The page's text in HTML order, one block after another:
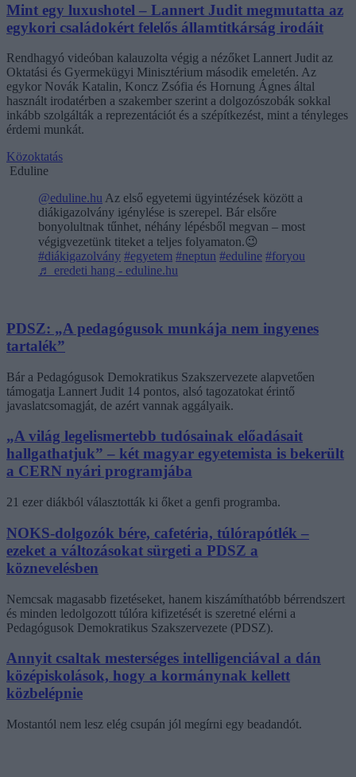
Mint egy luxushotel – Lannert Judit megmutatta az
egykori családokért felelős államtitkárság irodáit
Rendhagyó videóban kalauzolta végig a nézőket Lannert Judit az
Oktatási és Gyermekügyi Minisztérium második emeletén. Az
egykor Novák Katalin, Koncz Zsófia és Hornung Ágnes által
használt irodatérben a szakember szerint a dolgozószobák sokkal
inkább szolgálták a reprezentációt és a szépítkezést, mint a tényleges
érdemi munkát.
Közoktatás
Eduline
@eduline.hu Az első egyetemi ügyintézések között a
diákigazolvány igénylése is szerepel. Bár elsőre
bonyolultnak tűnhet, néhány lépésből megvan – most
végigvezetünk titeket a teljes folyamaton.😉
#diákigazolvány #egyetem #neptun #eduline #foryou
♬ eredeti hang - eduline.hu
PDSZ: „A pedagógusok munkája nem ingyenes
tartalék”
Bár a Pedagógusok Demokratikus Szakszervezete alapvetően
támogatja Lannert Judit 14 pontos, alsó tagozatokat érintő
javaslatcsomagját, de azért vannak aggályaik.
„A világ legelismertebb tudósainak előadásait
hallgathatjuk” – két magyar egyetemista is bekerült
a CERN nyári programjába
21 ezer diákból választották ki őket a genfi programba.
NOKS-dolgozók bére, cafetéria, túlórapótlék –
ezeket a változásokat sürgeti a PDSZ a
köznevelésben
Nemcsak magasabb fizetéseket, hanem kiszámíthatóbb bérrendszert
és minden ledolgozott túlóra kifizetését is szeretné elérni a
Pedagógusok Demokratikus Szakszervezete (PDSZ).
Annyit csaltak mesterséges intelligenciával a dán
középiskolások, hogy a kormánynak kellett
közbelépnie
Mostantól nem lesz elég csupán jól megírni egy beadandót.